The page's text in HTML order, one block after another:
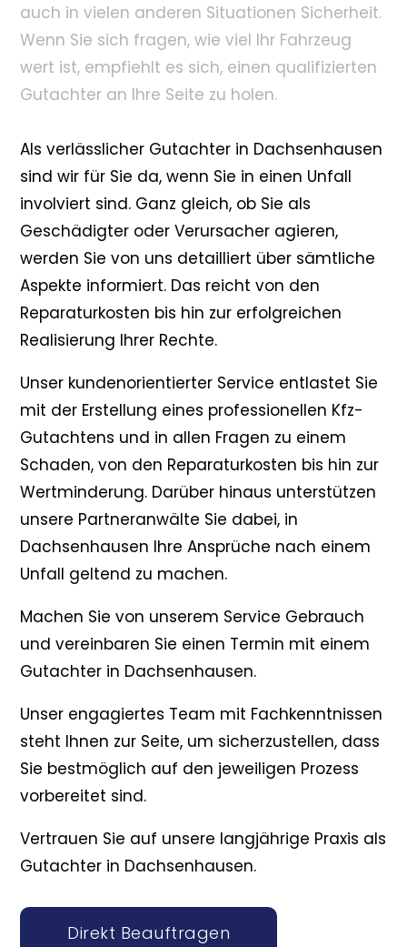
auch in vielen anderen Situationen Sicherheit.
Wenn Sie sich fragen, wie viel Ihr Fahrzeug
wert ist, empfiehlt es sich, einen qualifizierten
Gutachter an Ihre Seite zu holen.
Als verlässlicher Gutachter in Dachsenhausen
sind wir für Sie da, wenn Sie in einen Unfall
involviert sind. Ganz gleich, ob Sie als
Geschädigter oder Verursacher agieren,
werden Sie von uns detailliert über sämtliche
Aspekte informiert. Das reicht von den
Reparaturkosten bis hin zur erfolgreichen
Realisierung Ihrer Rechte.
Unser kundenorientierter Service entlastet Sie
mit der Erstellung eines professionellen Kfz-
Gutachtens und in allen Fragen zu einem
Schaden, von den Reparaturkosten bis hin zur
Wertminderung. Darüber hinaus unterstützen
unsere Partneranwälte Sie dabei, in
Dachsenhausen Ihre Ansprüche nach einem
Unfall geltend zu machen.
Machen Sie von unserem Service Gebrauch
und vereinbaren Sie einen Termin mit einem
Gutachter in Dachsenhausen.
Unser engagiertes Team mit Fachkenntnissen
steht Ihnen zur Seite, um sicherzustellen, dass
Sie bestmöglich auf den jeweiligen Prozess
vorbereitet sind.
Vertrauen Sie auf unsere langjährige Praxis als
Gutachter in Dachsenhausen.
Direkt Beauftragen